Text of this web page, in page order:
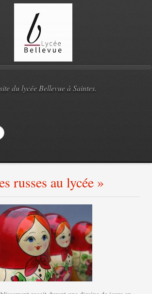
du lycée Bellevue à Saintes.
russes au lycée »